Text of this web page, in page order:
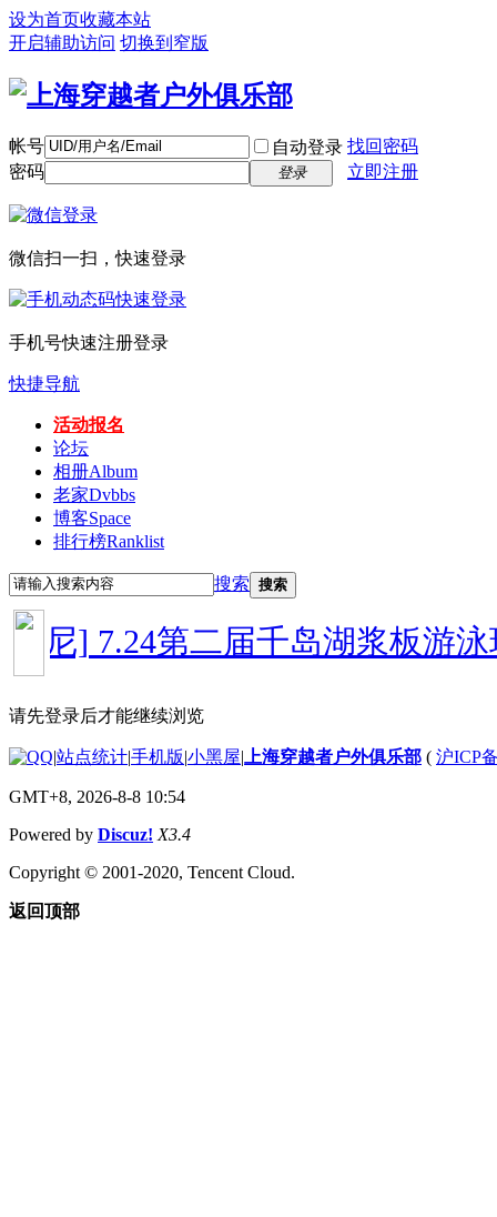
设为首页收藏本站
开启辅助访问 切换到窄版
帐号 自动登录 找回密码
密码
登录 立即注册
微信扫一扫，快速登录
手机号快速注册登录
快捷导航
活动报名
论坛
相册Album
老家Dvbbs
博客Space
排行榜Ranklist
搜索 搜索
尼]7.24第二届千岛湖浆板游泳
请先登录后才能继续浏览
|站点统计|手机版|小黑屋| 上海穿越者户外俱乐部 ( 沪ICP
GMT+8, 2026-8-8 10:54
Powered by Discuz! X3.4
Copyright © 2001-2020, Tencent Cloud.
返回顶部